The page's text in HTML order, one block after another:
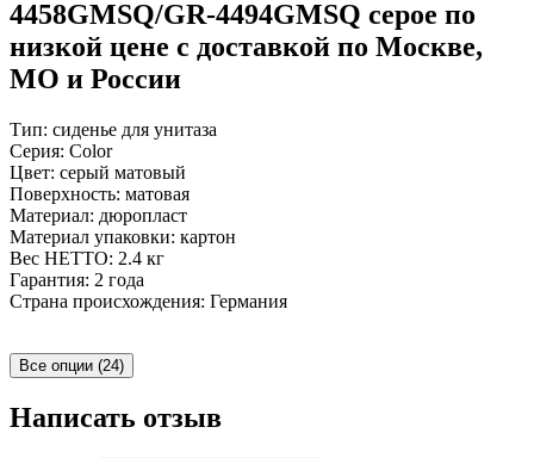
4458GMSQ/GR-4494GMSQ серое по
низкой цене с доставкой по Москве,
МО и России
Тип: сиденье для унитаза
Серия: Color
Цвет: серый матовый
Поверхность: матовая
Материал: дюропласт
Материал упаковки: картон
Вес НЕТТО: 2.4 кг
Гарантия: 2 года
Страна происхождения: Германия
Все опции (24)
Написать отзыв